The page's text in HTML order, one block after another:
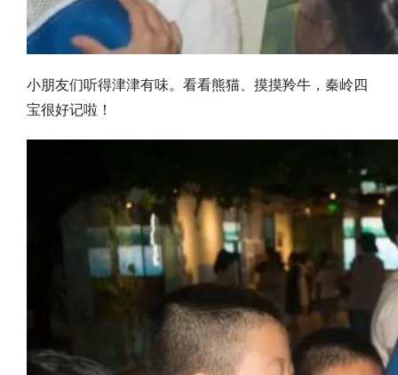
小朋友们听得津津有味。看看熊猫、摸摸羚牛，秦岭四
宝很好记啦！